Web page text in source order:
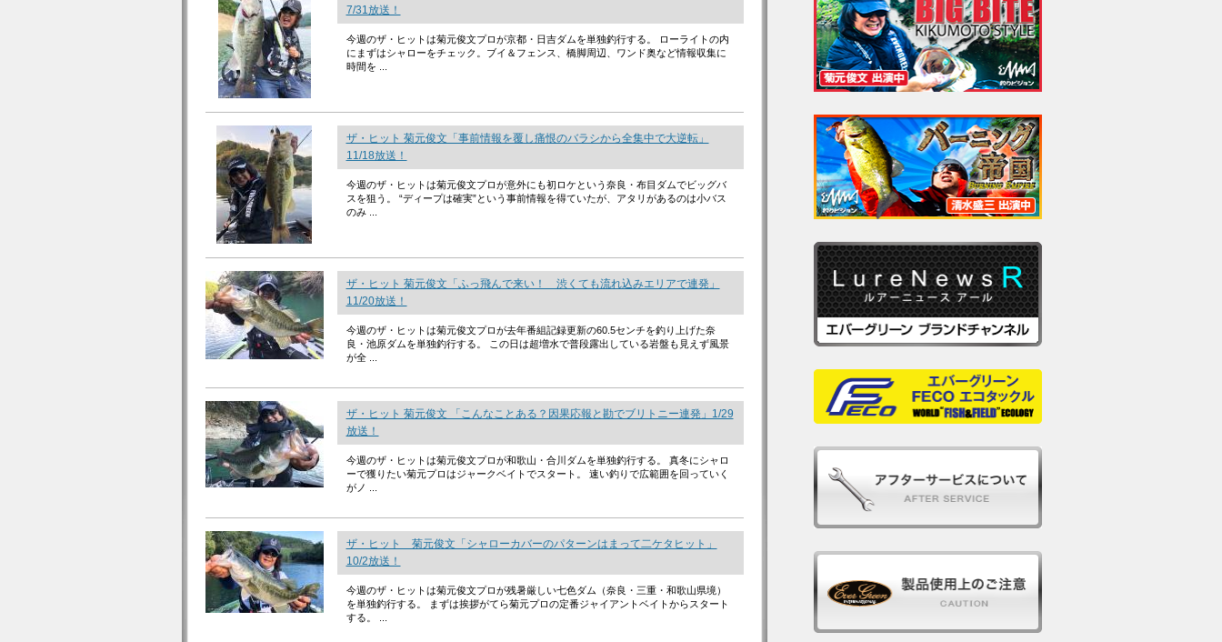
7/31放送！
今週のザ・ヒットは菊元俊文プロが京都・日吉ダムを単独釣行する。 ローライトの内
にまずはシャローをチェック。ブイ＆フェンス、橋脚周辺、ワンド奥など情報収集に
時間を ...
ザ・ヒット 菊元俊文「事前情報を覆し痛恨のバラシから全集中で大逆転」
11/18放送！
今週のザ・ヒットは菊元俊文プロが意外にも初ロケという奈良・布目ダムでビッグバ
スを狙う。 “ディープは確実”という事前情報を得ていたが、アタリがあるのは小バス
のみ ...
ザ・ヒット 菊元俊文「ふっ飛んで来い！ 渋くても流れ込みエリアで連発」
11/20放送！
今週のザ・ヒットは菊元俊文プロが去年番組記録更新の60.5センチを釣り上げた奈
良・池原ダムを単独釣行する。 この日は超増水で普段露出している岩盤も見えず風景
が全 ...
ザ・ヒット 菊元俊文 「こんなことある？因果応報と勘でブリトニー連発」1/29
放送！
今週のザ・ヒットは菊元俊文プロが和歌山・合川ダムを単独釣行する。 真冬にシャロ
ーで獲りたい菊元プロはジャークベイトでスタート。 速い釣りで広範囲を回っていく
がノ ...
ザ・ヒット 菊元俊文「シャローカバーのパターンはまって二ケタヒット」
10/2放送！
今週のザ・ヒットは菊元俊文プロが残暑厳しい七色ダム（奈良・三重・和歌山県境）
を単独釣行する。 まずは挨拶がてら菊元プロの定番ジャイアントベイトからスタート
する。 ...